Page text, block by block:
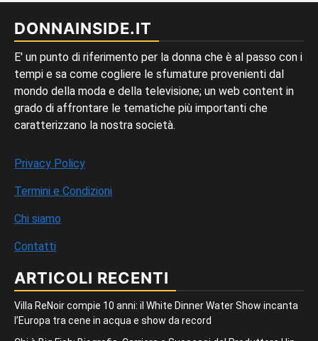
DONNAINSIDE.IT
E' un punto di riferimento per la donna che è al passo con i
tempi e sa come cogliere le sfumature provenienti dal
mondo della moda e della televisione; un web content in
grado di affrontare le tematiche più importanti che
caratterizzano la nostra società.
Privacy Policy
Termini e Condizioni
Chi siamo
Contatti
ARTICOLI RECENTI
Villa ReNoir compie 10 anni: il White Dinner Water Show incanta
l’Europa tra cene in acqua e show da record